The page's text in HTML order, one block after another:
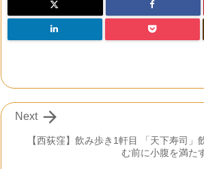
【西荻窪】飲み歩き1軒目 「天下寿司」
む前に小腹を満た

Next